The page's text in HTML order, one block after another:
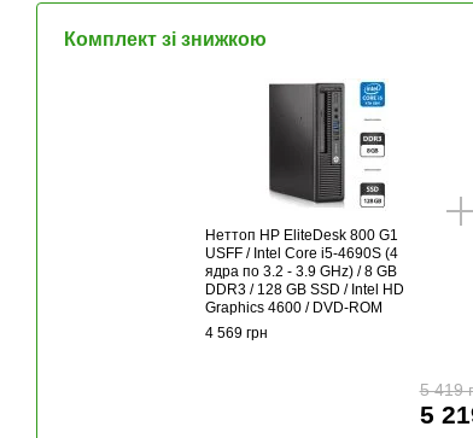
Комплект зі знижкою
Неттоп HP EliteDesk 800 G1
USFF / Intel Core i5-4690S (4
ядра по 3.2 - 3.9 GHz) / 8 GB
DDR3 / 128 GB SSD / Intel HD
Graphics 4600 / DVD-ROM
4 569 грн
5 419
5